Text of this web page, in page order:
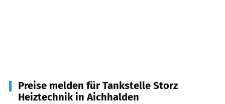
Preise melden für Tankstelle Storz
Heiztechnik in Aichhalden